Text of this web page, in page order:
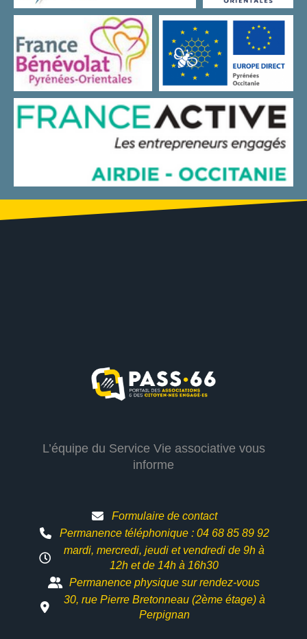
L’équipe du Service Vie associative vous
informe
Formulaire de contact
Permanence téléphonique : 04 68 85 89 92
mardi, mercredi, jeudi et vendredi de 9h à
12h etde 14h à 16h30
Permanence physique sur rendez-vous
30, rue Pierre Bretonneau (2ème étage) à
Perpignan